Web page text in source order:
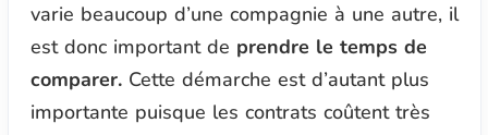
varie beaucoup d’une compagnie à une autre, il
est donc important de prendre le temps de
comparer. Cette démarche est d’autant plus
importante puisque les contrats coûtent très